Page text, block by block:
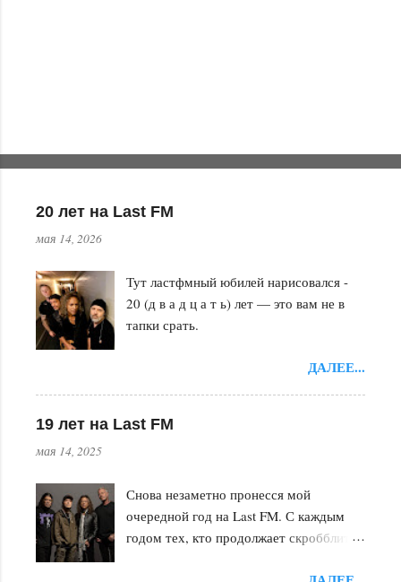
н
а
и
20 лет на Last FM
мая 14, 2026
Тут ластфмный юбилей нарисовался -
20 (д в а д ц а т ь) лет — это вам не в
тапки срать.
ДАЛЕЕ...
19 лет на Last FM
мая 14, 2025
Снова незаметно пронесся мой
очередной год на Last FM. С каждым
годом тех, кто продолжает скробблить